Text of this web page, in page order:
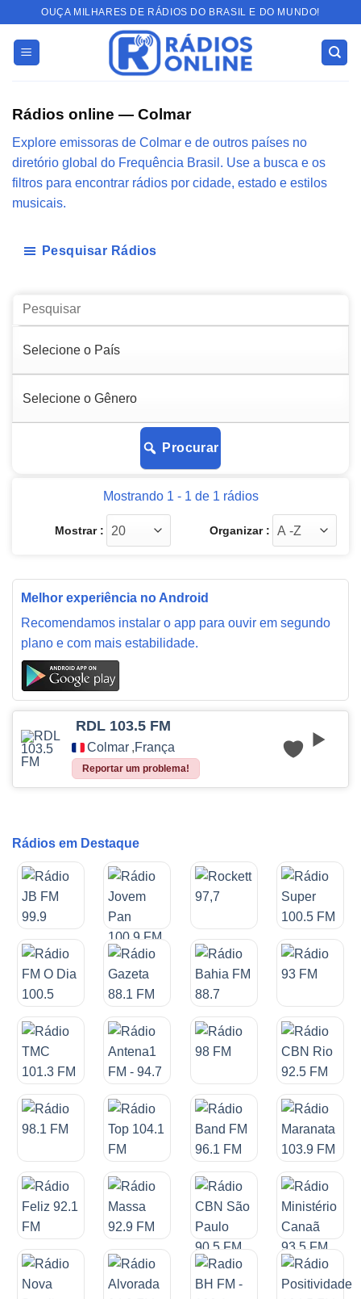
content
OUÇA MILHARES DE RÁDIOS DO BRASIL E DO MUNDO!
Rádios online — Colmar
Explore emissoras de Colmar e de outros países no
diretório global do Frequência Brasil. Use a busca e os
filtros para encontrar rádios por cidade, estado e estilos
musicais.
Pesquisar Rádios
Procurar
Mostrando 1 - 1 de 1 rádios
Mostrar : Organizar :
Melhor experiência no Android
Recomendamos instalar o app para ouvir em segundo
plano e com mais estabilidade.
RDL 103.5 FM
Colmar ,França
Reportar um problema!
Rádios em Destaque